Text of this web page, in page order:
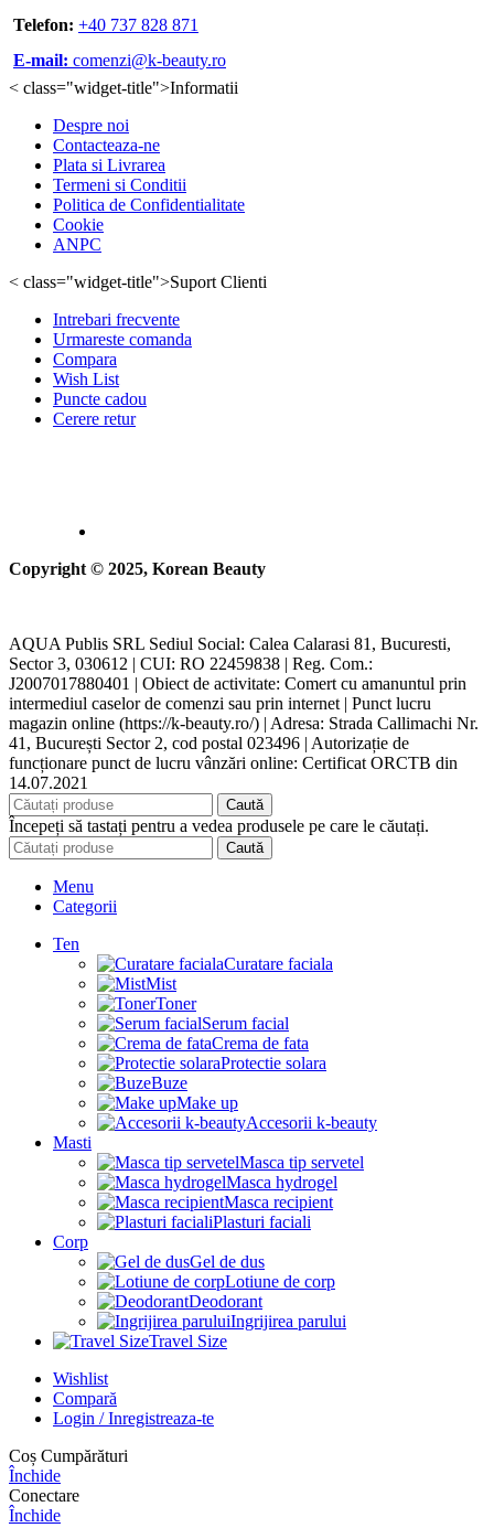
Telefon: +40 737 828 871
E-mail: comenzi@k-beauty.ro
< class="widget-title">Informatii
Despre noi
Contacteaza-ne
Plata si Livrarea
Termeni si Conditii
Politica de Confidentialitate
Cookie
ANPC
< class="widget-title">Suport Clienti
Intrebari frecvente
Urmareste comanda
Compara
Wish List
Puncte cadou
Cerere retur
Copyright © 2025, Korean Beauty
AQUA Publis SRL Sediul Social: Calea Calarasi 81, Bucuresti,
Sector 3, 030612 | CUI: RO 22459838 | Reg. Com.:
J2007017880401 | Obiect de activitate: Comert cu amanuntul prin
intermediul caselor de comenzi sau prin internet | Punct lucru
magazin online (https://k-beauty.ro/) | Adresa: Strada Callimachi Nr.
41, București Sector 2, cod postal 023496 | Autorizație de
funcționare punct de lucru vânzări online: Certificat ORCTB din
14.07.2021
Caută
Începeți să tastați pentru a vedea produsele pe care le căutați.
Caută
Menu
Categorii
Ten
Curatare faciala
Mist
Toner
Serum facial
Crema de fata
Protectie solara
Buze
Make up
Accesorii k-beauty
Masti
Masca tip servetel
Masca hydrogel
Masca recipient
Plasturi faciali
Corp
Gel de dus
Lotiune de corp
Deodorant
Ingrijirea parului
Travel Size
Wishlist
Compară
Login / Inregistreaza-te
Coș Cumpărături
Închide
Conectare
Închide